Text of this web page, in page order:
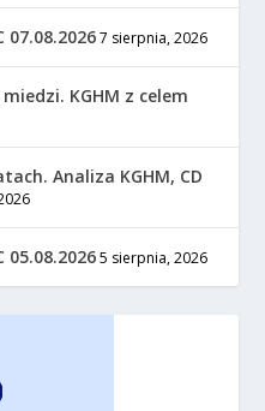
07.08.2026 7 sierpnia, 2026
KGHM z celem
Analiza KGHM, CD
05.08.2026 5 sierpnia, 2026